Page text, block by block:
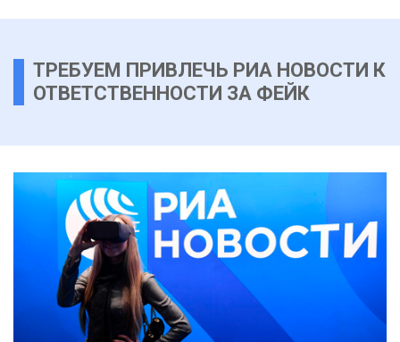
ТРЕБУЕМ ПРИВЛЕЧЬ РИА НОВОСТИ К
ОТВЕТСТВЕННОСТИ ЗА ФЕЙК